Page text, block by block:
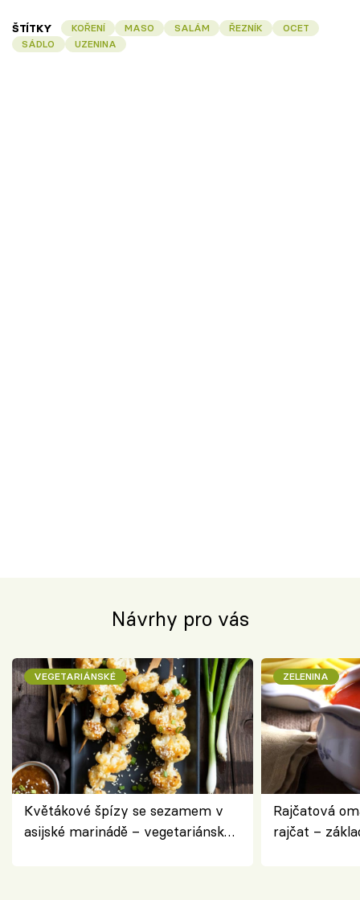
ŠTÍTKY KOŘENÍ MASO SALÁM ŘEZNÍK
OCET
SÁDLO
UZENINA
Návrhy pro vás
VEGETARIÁNSKÉ
Květákové špízy se sezamem v
asijské marinádě – vegetariánská
ZELENINA
Rajčatová
rajčat –